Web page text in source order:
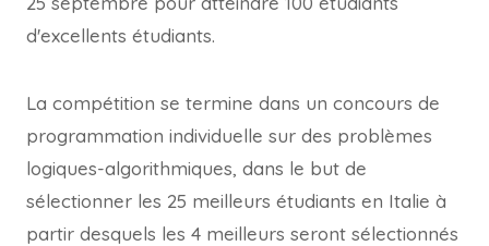
d'excellents étudiants.
La compétition se termine dans un concours de
programmation individuelle sur des problèmes
logiques-algorithmiques, dans le but de
sélectionner les 25 meilleurs étudiants en Italie à
partir desquels les 4 meilleurs seront sélectionnés